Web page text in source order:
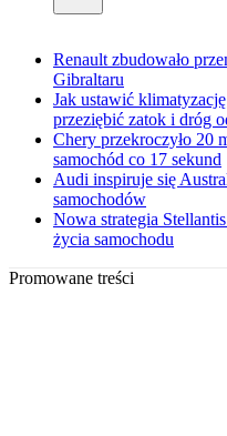
Renault zbudowało
Gibraltaru
Jak ustawić
przeziębić zatok i dróg
Chery przekroczyło 20
samochód co 17 sekund
Audi inspiruje się
samochodów
Nowa strategia
życia samochodu
Promowane treści